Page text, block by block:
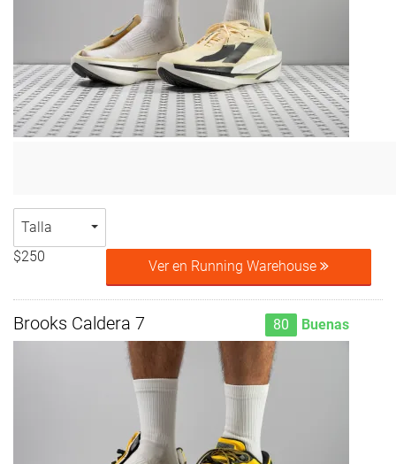
Talla
$250
Ver en Running Warehouse
Brooks Caldera 7 80 Buenas